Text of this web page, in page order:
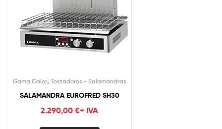
Gama Calor, Tostadores - Salamandras
SALAMANDRA EUROFRED SH30
2.290,00 €+ IVA